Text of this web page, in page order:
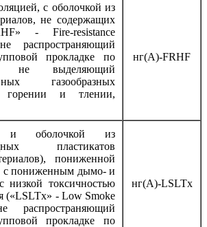
с оболочкой из
не содержащих
- Fire-resistance
распространяющий
прокладке по
не выделяющий
газообразных
горении и тлении,
нг(А)-FRHF
и оболочкой из
пластикатов
пониженной
с пониженным дымо- и
низкой токсичностью
(«LSLTx» - Low Smoke
прокладке по
нг(А)-LSLTx